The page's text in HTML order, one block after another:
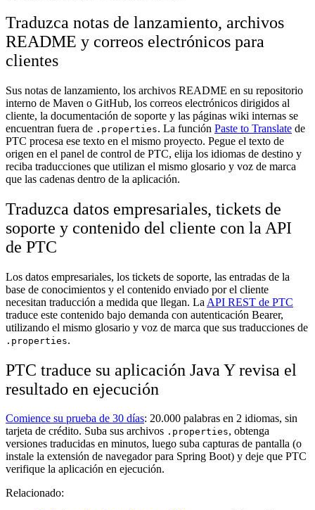
Traduzca notas de lanzamiento, archivos
README y correos electrónicos para
clientes
Sus notas de lanzamiento, los archivos README en su repositorio
interno de Maven o GitHub, los correos electrónicos dirigidos al
cliente, la documentación de soporte y las páginas wiki internas se
encuentran fuera de .properties. La función Paste to Translate de
PTC procesa ese texto en el mismo proyecto. Pegue el texto de
origen en el panel de control de PTC, elija los idiomas de destino y
reciba traducciones que utilizan el mismo glosario y voz de marca
que las cadenas dentro de la aplicación.
Traduzca datos empresariales, tickets de
soporte y contenido del cliente con la API
de PTC
Los datos empresariales, los tickets de soporte, las entradas de la
base de conocimientos y el contenido enviado por el cliente
necesitan traducción a medida que llegan. La API REST de PTC
traduce este contenido bajo demanda con autenticación Bearer,
utilizando el mismo glosario y voz de marca que sus traducciones de
.properties.
PTC traduce su aplicación Java Y revisa el
resultado en ejecución
Comience su prueba de 30 días: 20.000 palabras en 2 idiomas, sin
tarjeta de crédito. Suba sus archivos .properties, obtenga
versiones traducidas en minutos, luego suba capturas de pantalla (o
instale la extensión de navegador para Spring Boot) y deje que PTC
verifique la aplicación en ejecución.
Relacionado: